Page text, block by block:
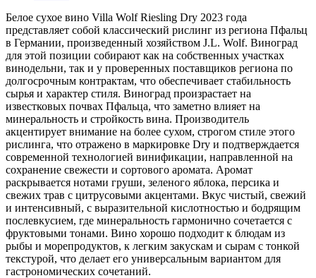
Белое сухое вино Villa Wolf Riesling Dry 2023 года
представляет собой классический рислинг из региона Пфальц
в Германии, произведенный хозяйством J.L. Wolf. Виноград
для этой позиции собирают как на собственных участках
винодельни, так и у проверенных поставщиков региона по
долгосрочным контрактам, что обеспечивает стабильность
сырья и характер стиля. Виноград произрастает на
известковых почвах Пфальца, что заметно влияет на
минеральность и стройкость вина. Производитель
акцентирует внимание на более сухом, строгом стиле этого
рислинга, что отражено в маркировке Dry и подтверждается
современной технологией винификации, направленной на
сохранение свежести и сортового аромата. Аромат
раскрывается нотами груши, зеленого яблока, персика и
свежих трав с цитрусовыми акцентами. Вкус чистый, свежий
и интенсивный, с выразительной кислотностью и бодрящим
послевкусием, где минеральность гармонично сочетается с
фруктовыми тонами. Вино хорошо подходит к блюдам из
рыбы и морепродуктов, к легким закускам и сырам с тонкой
текстурой, что делает его универсальным вариантом для
гастрономических сочетаний.